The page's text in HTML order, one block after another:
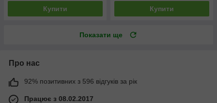
Купити Купити
Показати ще
Про нас
92% позитивних з 596 відгуків за рік
Працює з 08.02.2017